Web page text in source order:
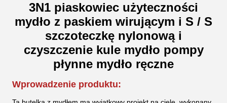
3N1 piaskowiec użyteczności
mydło z paskiem wirującym i S / S
szczoteczkę nylonową i
czyszczenie kule mydło pompy
płynne mydło ręczne
Wprowadzenie produktu: